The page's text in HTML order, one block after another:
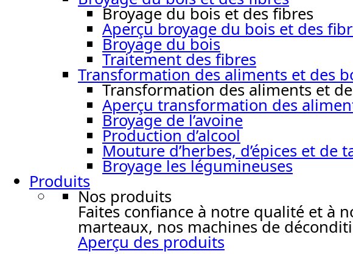
Broyage du bois et des fibres
Aperçu broyage du bois et des
Broyage du bois
Traitement des fibres
Transformation des aliments et des
Transformation des aliments et
Aperçu transformation des
Broyage de l’avoine
Production d’alcool
Mouture d’herbes, d’épices et de
Broyage les légumineuses
Produits
Nos produits
Faites confiance à notre qualité et à
marteaux, nos machines de
Aperçu des produits